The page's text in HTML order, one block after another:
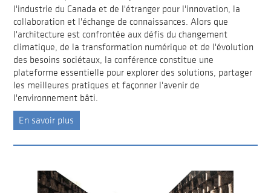
l'industrie du Canada et de l'étranger pour l'innovation, la
collaboration et l'échange de connaissances. Alors que
l'architecture est confrontée aux défis du changement
climatique, de la transformation numérique et de l'évolution
des besoins sociétaux, la conférence constitue une
plateforme essentielle pour explorer des solutions, partager
les meilleures pratiques et façonner l'avenir de
l'environnement bâti.
En savoir plus